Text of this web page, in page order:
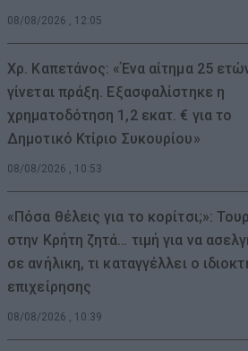
08/08/2026 , 12:05
Χρ. Καπετάνος: «Ένα αίτημα 25
γίνεται πράξη. Εξασφαλίστηκε η
χρηματοδότηση 1,2 εκατ. € για το
Δημοτικό Κτίριο Συκουρίου»
08/08/2026 , 10:53
«Πόσα θέλεις για το κορίτσι;»:
στην Κρήτη ζητά… τιμή για να
σε ανήλικη, τι καταγγέλλει ο
επιχείρησης
08/08/2026 , 10:39